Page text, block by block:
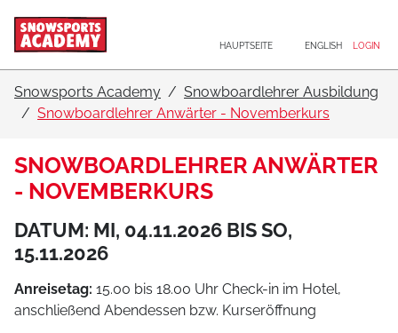
HAUPTSEITE ENGLISH LOGIN
Snowsports Academy
Snowboardlehrer Ausbildung
Snowboardlehrer Anwärter - Novemberkurs
SNOWBOARDLEHRER ANWÄRTER
- NOVEMBERKURS
DATUM: MI, 04.11.2026 BIS SO,
15.11.2026
Anreisetag: 15.00 bis 18.00 Uhr Check-in im Hotel,
anschließend Abendessen bzw. Kurseröffnung